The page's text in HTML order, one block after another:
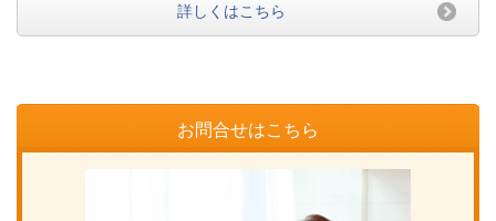
詳しくはこちら
お問合せはこちら